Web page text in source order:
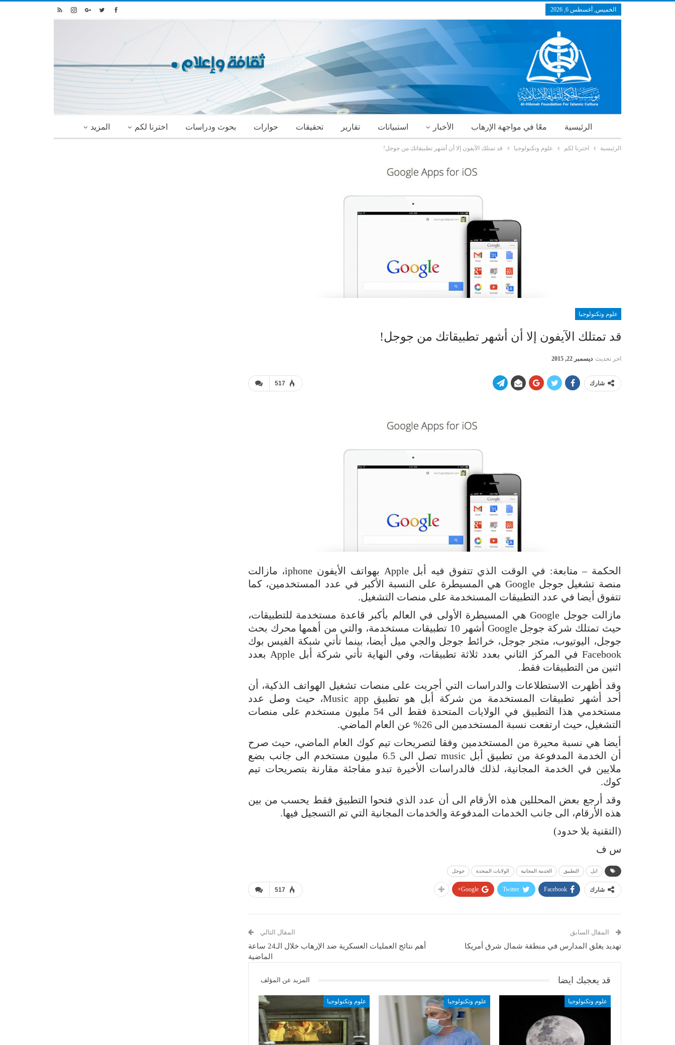
الخميس, أغسطس 6, 2026
الرئيسية معًا في مواجهة الإرهاب الأخبار استبيانات تقارير تحقيقات حوارات بحوث ودراسات اخترنا لكم المزيد
الرئيسية اخترنا لكم علوم وتكنولوجيا قد تمتلك الآيفون إلا أن أشهر تطبيقاتك من جوجل!
علوم وتكنولوجيا
قد تمتلك الآيفون إلا أن أشهر تطبيقاتك من جوجل!
اخر تحديث ديسمبر 22, 2015
517 شارك
الحكمة – متابعة: في الوقت الذي تتفوق فيه أبل Apple بهواتف الأيفون iphone، مازالت
منصة تشغيل جوجل Google هي المسيطرة على النسبة الأكبر في عدد المستخدمين، كما
تتفوق أيضا في عدد التطبيقات المستخدمة على منصات التشغيل.
مازالت جوجل Google هي المسيطرة الأولى في العالم بأكبر قاعدة مستخدمة للتطبيقات،
حيث تمتلك شركة جوجل Google أشهر 10 تطبيقات مستخدمة، والتي من أهمها محرك بحث
جوجل، اليوتيوب، متجر جوجل، خرائط جوجل والجي ميل أيضا، بينما تأتي شبكة الفيس بوك
Facebook في المركز الثاني بعدد ثلاثة تطبيقات، وفي النهاية تأتي شركة أبل Apple بعدد
اثنين من التطبيقات فقط.
وقد أظهرت الاستطلاعات والدراسات التي أجريت على منصات تشغيل الهواتف الذكية، أن
أحد أشهر تطبيقات المستخدمة من شركة أبل هو تطبيق Music app، حيث وصل عدد
مستخدمي هذا التطبيق في الولايات المتحدة فقط الى 54 مليون مستخدم على منصات
التشغيل، حيث ارتفعت نسبة المستخدمين الى 26% عن العام الماضي.
أيضا هي نسبة محيرة من المستخدمين وفقا لتصريحات تيم كوك العام الماضي، حيث صرح
أن الخدمة المدفوعة من تطبيق أبل music تصل الى 6.5 مليون مستخدم الى جانب بضع
ملايين في الخدمة المجانية، لذلك فالدراسات الأخيرة تبدو مفاجئة مقارنة بتصريحات تيم
كوك.
وقد أرجع بعض المحللين هذه الأرقام الى أن عدد الذي فتحوا التطبيق فقط يحسب من بين
هذه الأرقام، الى جانب الخدمات المدفوعة والخدمات المجانية التي تم التسجيل فيها.
(التقنية بلا حدود)
س ف
ابل التطبيق الخدمة المجانية الولايات المتحدة جوجل
517 شارك Facebook
Twitter
Google+
المقال السابق
تهديد يغلق المدارس في منطقة شمال شرق أمريكا
المقال التالي
أهم نتائج العمليات العسكرية ضد الإرهاب خلال الـ24 ساعة
الماضية
قد يعجبك ايضا المزيد عن المؤلف
علوم وتكنولوجيا علوم وتكنولوجيا علوم وتكنولوجيا